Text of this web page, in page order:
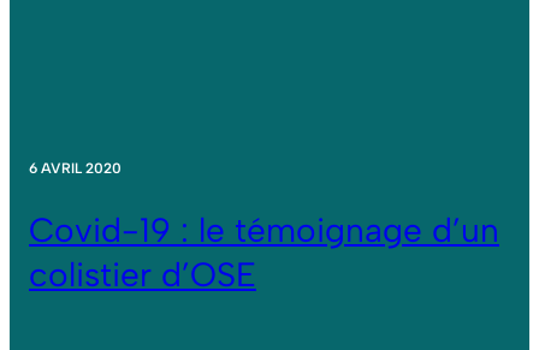
6 AVRIL 2020
Covid-19 : le témoignage d’un
colistier d’OSE